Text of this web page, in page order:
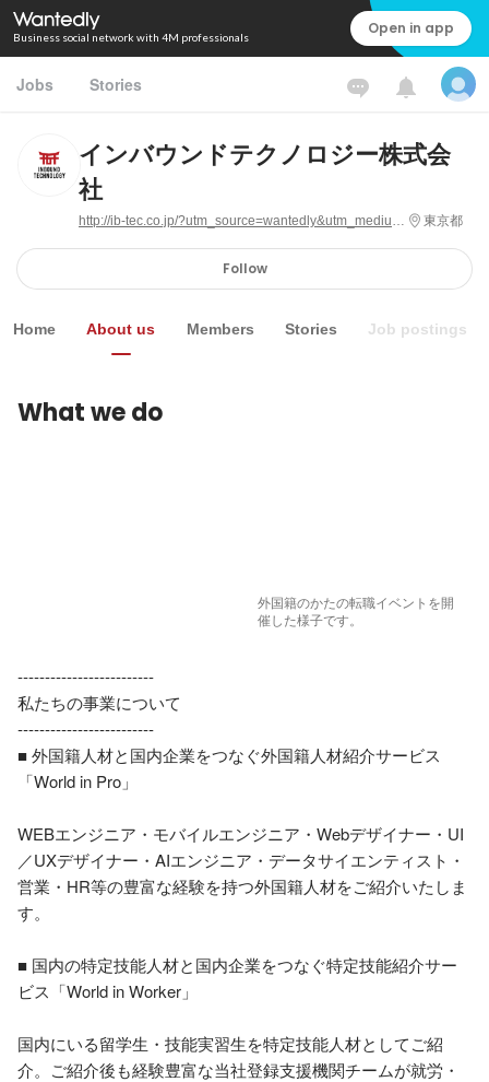
Business social network with 4M professionals Open in app
Jobs Stories
インバウンドテクノロジー株式会
社
http://ib-tec.co.jp/?utm_source=wantedly&utm_medium=sns_pub&utm_campaign= 東京都
Follow
Home About us Members Stories Job postings
What we do
外国籍のかたの転職イベントを開
催した様子です。
‐‐‐‐‐‐‐‐‐‐‐‐‐‐‐‐‐‐‐‐‐‐‐‐‐
私たちの事業について
‐‐‐‐‐‐‐‐‐‐‐‐‐‐‐‐‐‐‐‐‐‐‐‐‐
■ 外国籍人材と国内企業をつなぐ外国籍人材紹介サービス
「World in Pro」
WEBエンジニア・モバイルエンジニア・Webデザイナー・UI
／UXデザイナー・AIエンジニア・データサイエンティスト・
営業・HR等の豊富な経験を持つ外国籍人材をご紹介いたしま
す。
■ 国内の特定技能人材と国内企業をつなぐ特定技能紹介サー
ビス「World in Worker」
国内にいる留学生・技能実習生を特定技能人材としてご紹
介。ご紹介後も経験豊富な当社登録支援機関チームが就労・